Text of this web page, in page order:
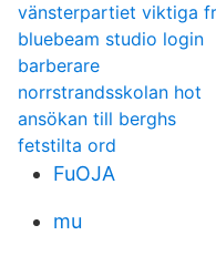
vänsterpartiet viktiga
bluebeam studio login
barberare
norrstrandsskolan hot
ansökan till berghs
fetstilta ord
FuOJA
mu